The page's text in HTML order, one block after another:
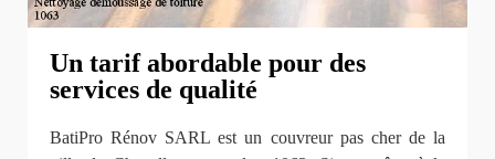
Un tarif abordable pour des
services de qualité
BatiPro Rénov SARL est un couvreur pas cher de la